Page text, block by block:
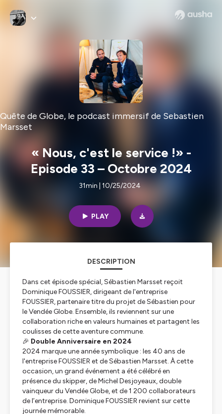
Quête de Globe, le podcast immersif de Sebastien
Marsset
« Nous, c'est le service !» -
Episode 33 – Octobre 2024
31min | 10/25/2024
PLAY
DESCRIPTION
Dans cet épisode spécial, Sébastien Marsset reçoit
Dominique FOUSSIER, dirigeant de l'entreprise
FOUSSIER, partenaire titre du projet de Sébastien pour
le Vendée Globe. Ensemble, ils reviennent sur une
collaboration riche en valeurs humaines et partagent les
coulisses de cette aventure commune.
🎉 Double Anniversaire en 2024
2024 marque une année symbolique : les 40 ans de
l'entreprise FOUSSIER et de Sébastien Marsset. À cette
occasion, un grand événement a été célébré en
présence du skipper, de Michel Desjoyeaux, double
vainqueur du Vendée Globe, et de 1 200 collaborateurs
de l’entreprise. Dominique FOUSSIER revient sur cette
journée mémorable.